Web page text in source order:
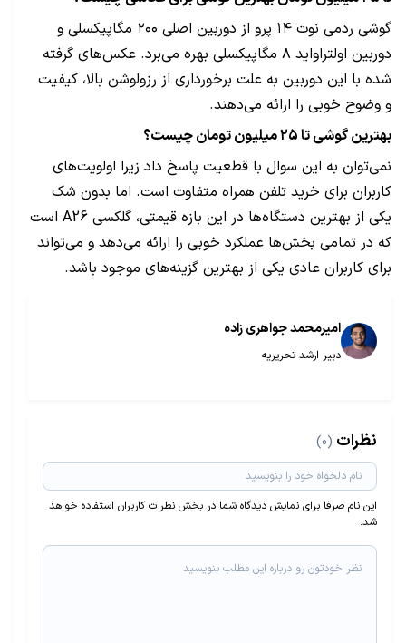
گوشی ردمی نوت ۱۴ پرو از دوربین اصلی ۲۰۰ مگاپیکسلی و
دوربین اولتراواید ۸ مگاپیکسلی بهره می‌برد. عکس‌های گرفته
شده با این دوربین به علت برخورداری از رزولوشن بالا، کیفیت
و وضوح خوبی را ارائه می‌دهند.
بهترین گوشی تا ۲۵ میلیون تومان چیست؟
نمی‌توان به این سوال با قطعیت پاسخ داد زیرا اولویت‌های
کاربران برای خرید تلفن همراه متفاوت است. اما بدون شک
یکی از بهترین دستگاه‌ها در این بازه قیمتی، گلکسی A26 است
که در تمامی بخش‌ها عملکرد خوبی را ارائه می‌دهد و می‌تواند
برای کاربران عادی یکی از بهترین گزینه‌های موجود باشد.
امیرمحمد جواهری زاده
دبیر ارشد تحریریه
نظرات (0)
این نام صرفا برای نمایش دیدگاه شما در بخش نظرات کاربران استفاده خواهد
شد.